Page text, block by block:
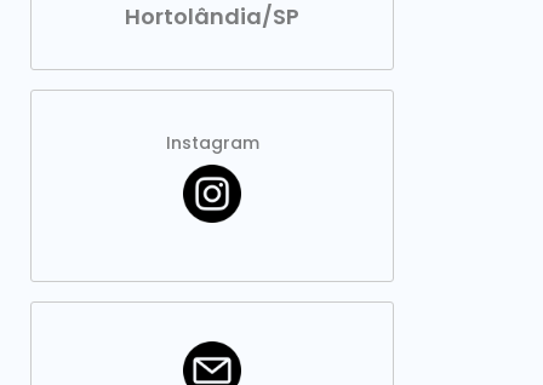
Hortolândia/SP
Instagram